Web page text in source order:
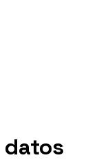
datos